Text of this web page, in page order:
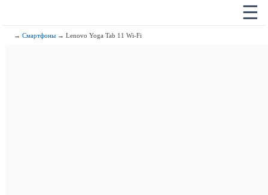
☰
→Смартфоны → Lenovo Yoga Tab 11 Wi-Fi